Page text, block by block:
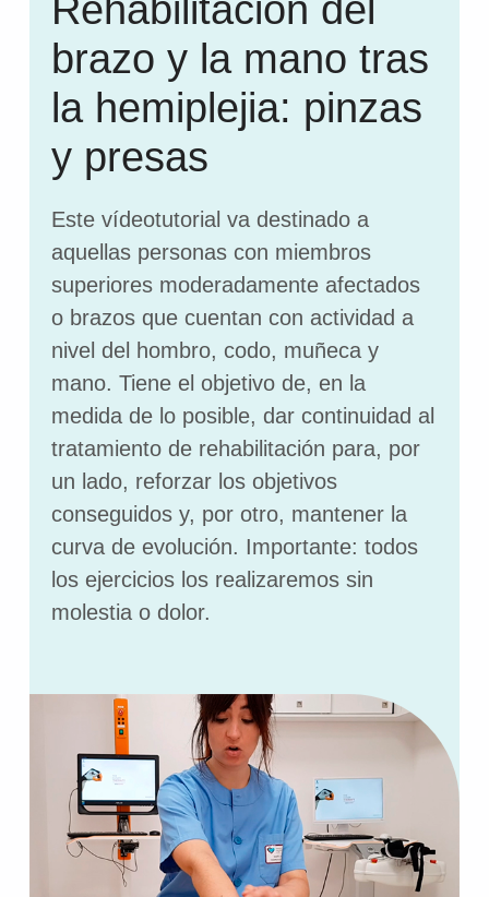
Rehabilitación del
brazo y la mano tras
la hemiplejia: pinzas
y presas
Este vídeotutorial va destinado a
aquellas personas con miembros
superiores moderadamente afectados
o brazos que cuentan con actividad a
nivel del hombro, codo, muñeca y
mano. Tiene el objetivo de, en la
medida de lo posible, dar continuidad al
tratamiento de rehabilitación para, por
un lado, reforzar los objetivos
conseguidos y, por otro, mantener la
curva de evolución. Importante: todos
los ejercicios los realizaremos sin
molestia o dolor.